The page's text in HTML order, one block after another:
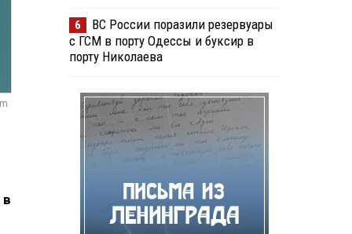
6
ВС России поразили резервуары
с ГСМ в порту Одессы и буксир в
порту Николаева